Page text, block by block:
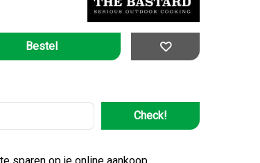
Check!
sparen op je online aankoop